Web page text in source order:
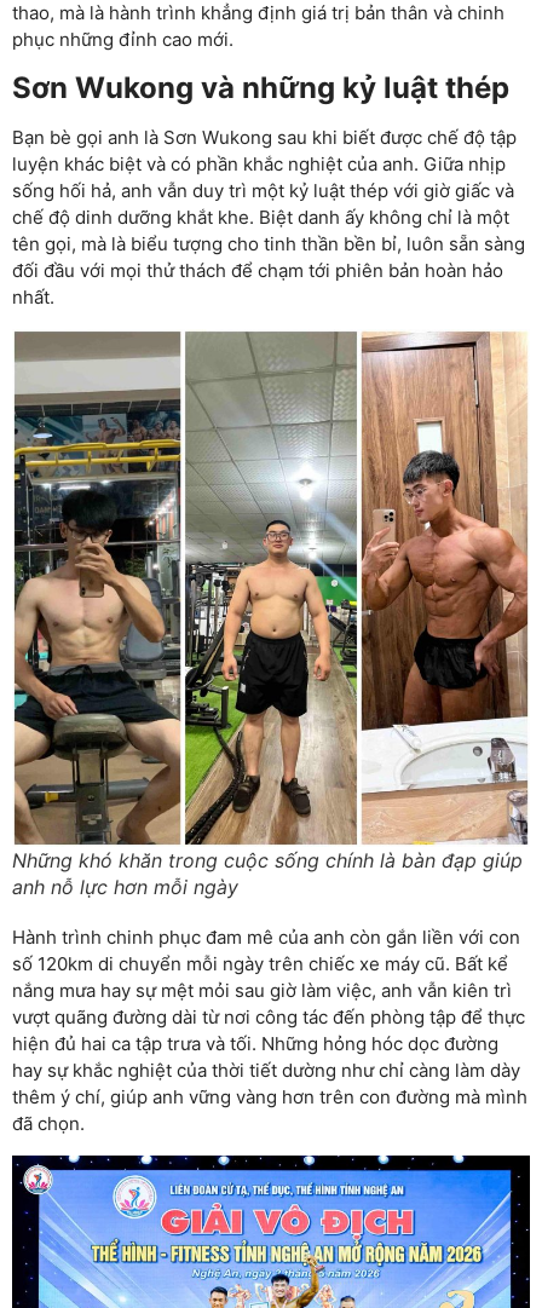
thao, mà là hành trình khẳng định giá trị bản thân và chinh
phục những đỉnh cao mới.
Sơn Wukong và những kỷ luật thép
Bạn bè gọi anh là Sơn Wukong sau khi biết được chế độ tập
luyện khác biệt và có phần khắc nghiệt của anh. Giữa nhịp
sống hối hả, anh vẫn duy trì một kỷ luật thép với giờ giấc và
chế độ dinh dưỡng khắt khe. Biệt danh ấy không chỉ là một
tên gọi, mà là biểu tượng cho tinh thần bền bỉ, luôn sẵn sàng
đối đầu với mọi thử thách để chạm tới phiên bản hoàn hảo
nhất.
Những khó khăn trong cuộc sống chính là bàn đạp giúp
anh nỗ lực hơn mỗi ngày
Hành trình chinh phục đam mê của anh còn gắn liền với con
số 120km di chuyển mỗi ngày trên chiếc xe máy cũ. Bất kể
nắng mưa hay sự mệt mỏi sau giờ làm việc, anh vẫn kiên trì
vượt quãng đường dài từ nơi công tác đến phòng tập để thực
hiện đủ hai ca tập trưa và tối. Những hỏng hóc dọc đường
hay sự khắc nghiệt của thời tiết dường như chỉ càng làm dày
thêm ý chí, giúp anh vững vàng hơn trên con đường mà mình
đã chọn.